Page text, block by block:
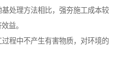
处理方法相比，强夯施工成本较
益。
程中不产生有害物质，对环境的